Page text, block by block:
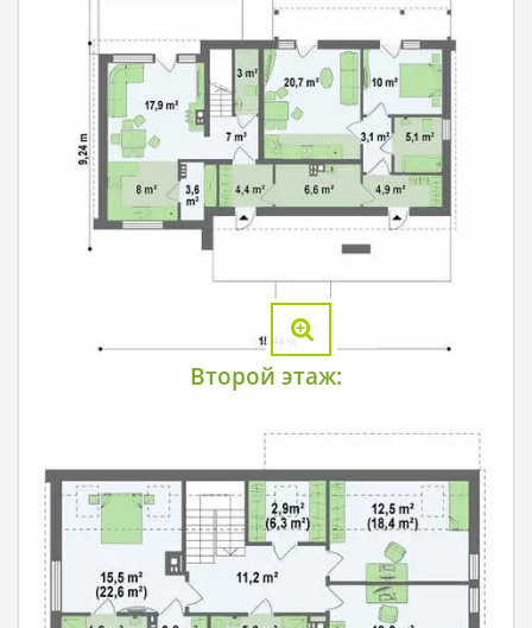
Второй этаж: